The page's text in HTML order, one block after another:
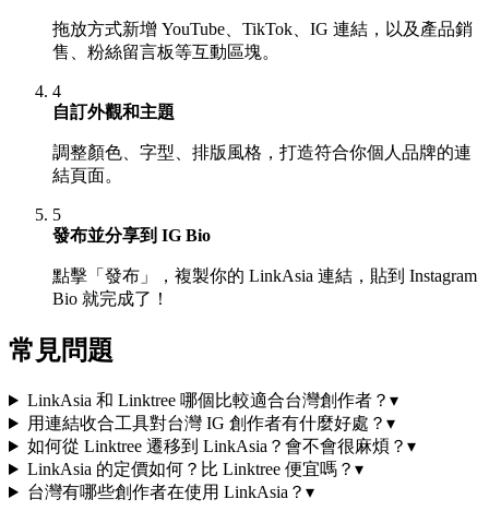
拖放方式新增 YouTube、TikTok、IG 連結，以及產品銷
售、粉絲留言板等互動區塊。
4
自訂外觀和主題
調整顏色、字型、排版風格，打造符合你個人品牌的連
結頁面。
5
發布並分享到 IG Bio
點擊「發布」，複製你的 LinkAsia 連結，貼到 Instagram
Bio 就完成了！
常見問題
LinkAsia 和 Linktree 哪個比較適合台灣創作者？ ▾
用連結收合工具對台灣 IG 創作者有什麼好處？ ▾
如何從 Linktree 遷移到 LinkAsia？會不會很麻煩？ ▾
LinkAsia 的定價如何？比 Linktree 便宜嗎？ ▾
台灣有哪些創作者在使用 LinkAsia？ ▾